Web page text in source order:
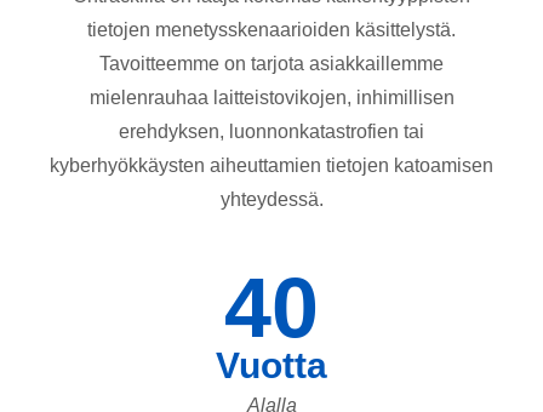
tietojen menetysskenaarioiden käsittelystä.
Tavoitteemme on tarjota asiakkaillemme
mielenrauhaa laitteistovikojen, inhimillisen
erehdyksen, luonnonkatastrofien tai
kyberhyökkäysten aiheuttamien tietojen katoamisen
yhteydessä.
40
Vuotta
Alalla